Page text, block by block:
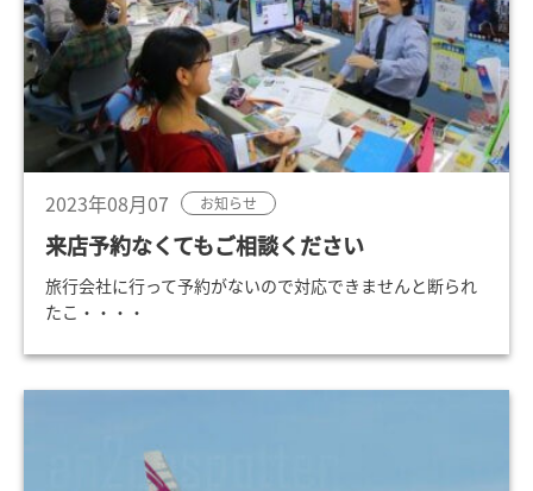
2023年08月07 お知らせ
来店予約なくてもご相談ください
旅行会社に行って予約がないので対応できませんと断られ
たこ・・・・